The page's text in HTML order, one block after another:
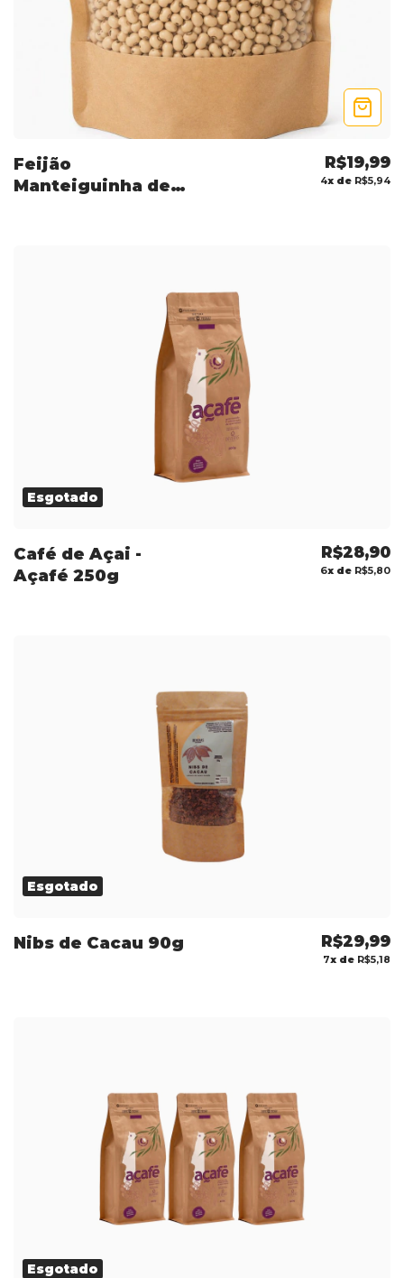
Feijão
Manteiguinha de
R$19,99
4x de R$5,94
Esgotado
Café de Açai -
Açafé 250g
R$28,90
6x de R$5,80
Esgotado
Nibs de Cacau 90g R$29,99
7x de R$5,18
Esgotado